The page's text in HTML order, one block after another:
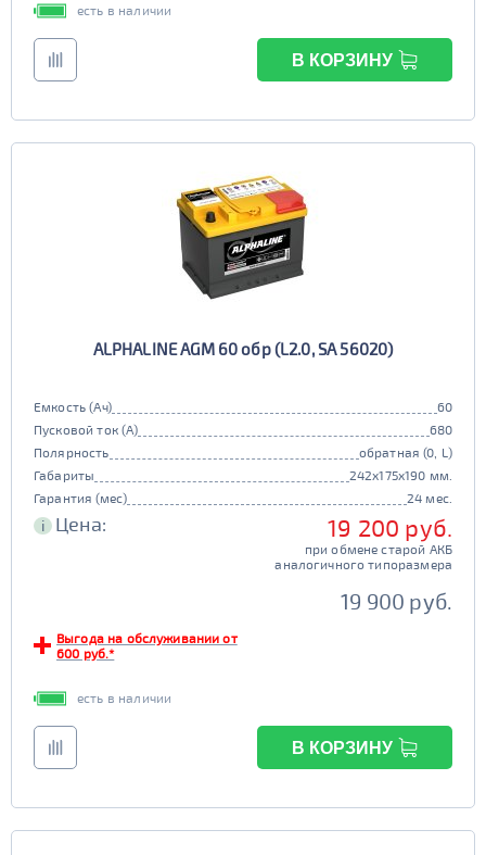
есть в наличии
В КОРЗИНУ
ALPHALINE AGM 60 обр (L2.0, SA 56020)
Емкость (Ач)
60
Пусковой ток (А)
680
Полярность
обратная (0, L)
Габариты
242x175x190 мм.
Гарантия (мес)
24 мес.
i Цена: 19 200 руб.
при обмене старой АКБ
аналогичного типоразмера
19 900 руб.
Выгода на обслуживании от
600 руб.*
есть в наличии
В КОРЗИНУ